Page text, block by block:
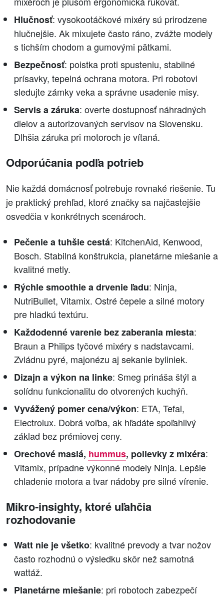
Hlučnosť: vysokootáčkové mixéry sú prirodzene
hlučnejšie. Ak mixujete často ráno, zvážte modely
s tichším chodom a gumovými pätkami.
Bezpečnosť: poistka proti spusteniu, stabilné
prísavky, tepelná ochrana motora. Pri robotovi
sledujte zámky veka a správne usadenie misy.
Servis a záruka: overte dostupnosť náhradných
dielov a autorizovaných servisov na Slovensku.
Dlhšia záruka pri motoroch je vítaná.
Odporúčania podľa potrieb
Nie každá domácnosť potrebuje rovnaké riešenie. Tu
je praktický prehľad, ktoré značky sa najčastejšie
osvedčia v konkrétnych scenároch.
Pečenie a tuhšie cestá: KitchenAid, Kenwood,
Bosch. Stabilná konštrukcia, planetárne miešanie a
kvalitné metly.
Rýchle smoothie a drvenie ľadu: Ninja,
NutriBullet, Vitamix. Ostré čepele a silné motory
pre hladkú textúru.
Každodenné varenie bez zaberania miesta:
Braun a Philips tyčové mixéry s nadstavcami.
Zvládnu pyré, majonézu aj sekanie byliniek.
Dizajn a výkon na linke: Smeg prináša štýl a
solídnu funkcionalitu do otvorených kuchýň.
Vyvážený pomer cena/výkon: ETA, Tefal,
Electrolux. Dobrá voľba, ak hľadáte spoľahlivý
základ bez prémiovej ceny.
Orechové maslá, hummus, polievky z mixéra:
Vitamix, prípadne výkonné modely Ninja. Lepšie
chladenie motora a tvar nádoby pre silné vírenie.
Mikro‑insighty, ktoré uľahčia
rozhodovanie
Watt nie je všetko: kvalitné prevody a tvar nožov
často rozhodnú o výsledku skôr než samotná
wattáž.
Planetárne miešanie: pri robotoch zabezpečí